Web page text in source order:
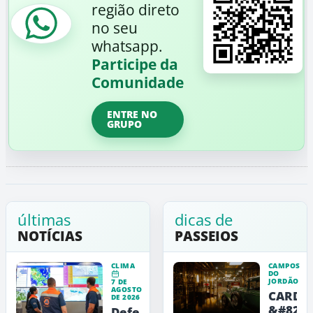
região direto
no seu
whatsapp.
Participe da
Comunidade
ENTRE NO
GRUPO
últimas
NOTÍCIAS
CLIMA
7 DE
AGOSTO
DE 2026
dicas de
PASSEIOS
CAMPOS
DO
JORDÃO
CARDE